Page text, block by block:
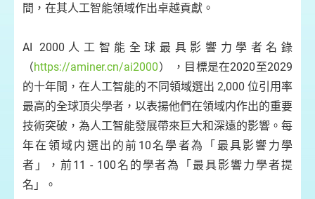
間，在其人工智能領域作出卓越貢獻。
AI 2000人工智能全球最具影響力學者名錄
（https://aminer.cn/ai2000） ，目標是在2020至2029
的十年間，在人工智能的不同領域選出 2,000 位引用率
最高的全球頂尖學者，以表揚他們在領域内作出的重要
技術突破，為人工智能發展帶來巨大和深遠的影響。每
年在領域内選出的前10名學者為「最具影響力學
者」，前11 - 100名的學者為「最具影響力學者提
名」。